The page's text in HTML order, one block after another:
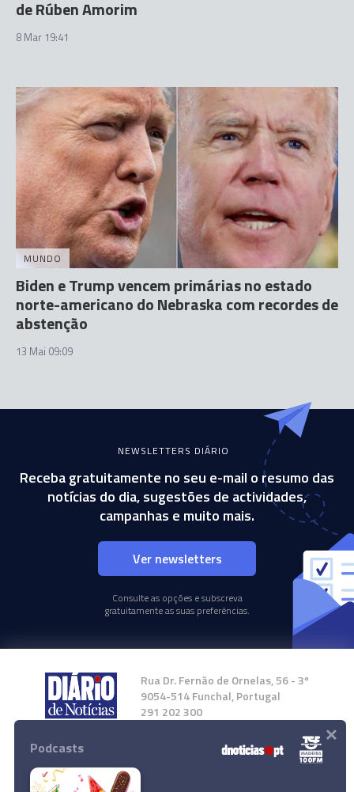
de Rúben Amorim
8 Mar 19:41
MUNDO
Biden e Trump vencem primárias no estado
norte-americano do Nebraska com recordes de
abstenção
13 Mai 09:09
NEWSLETTERS DIÁRIO
Receba gratuitamente no seu e-mail o resumo das
notícias do dia, sugestões de actividades,
campanhas e muito mais.
Ver newsletters
Consulte as opções e subscreva
gratuitamente as suas preferências.
Rua Dr. Fernão de Ornelas, 56 - 3º
9054-514 Funchal, Portugal
291 202 300
Instale a nossa App
Podcasts ×